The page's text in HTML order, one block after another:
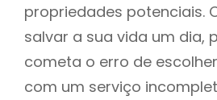
propriedades potenciais.
salvar a sua vida um dia,
cometa o erro de
com um serviço